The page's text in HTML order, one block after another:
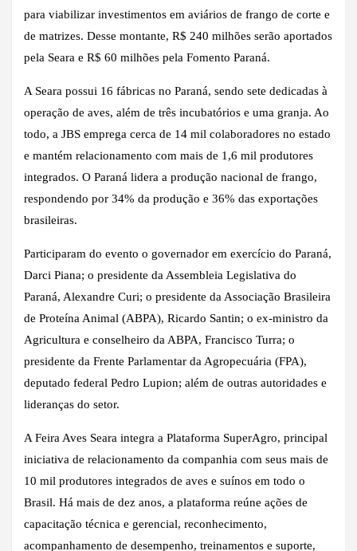
para viabilizar investimentos em aviários de frango de corte e
de matrizes. Desse montante, R$ 240 milhões serão aportados
pela Seara e R$ 60 milhões pela Fomento Paraná.
A Seara possui 16 fábricas no Paraná, sendo sete dedicadas à
operação de aves, além de três incubatórios e uma granja. Ao
todo, a JBS emprega cerca de 14 mil colaboradores no estado
e mantém relacionamento com mais de 1,6 mil produtores
integrados. O Paraná lidera a produção nacional de frango,
respondendo por 34% da produção e 36% das exportações
brasileiras.
Participaram do evento o governador em exercício do Paraná,
Darci Piana; o presidente da Assembleia Legislativa do
Paraná, Alexandre Curi; o presidente da Associação Brasileira
de Proteína Animal (ABPA), Ricardo Santin; o ex-ministro da
Agricultura e conselheiro da ABPA, Francisco Turra; o
presidente da Frente Parlamentar da Agropecuária (FPA),
deputado federal Pedro Lupion; além de outras autoridades e
lideranças do setor.
A Feira Aves Seara integra a Plataforma SuperAgro, principal
iniciativa de relacionamento da companhia com seus mais de
10 mil produtores integrados de aves e suínos em todo o
Brasil. Há mais de dez anos, a plataforma reúne ações de
capacitação técnica e gerencial, reconhecimento,
acompanhamento de desempenho, treinamentos e suporte,